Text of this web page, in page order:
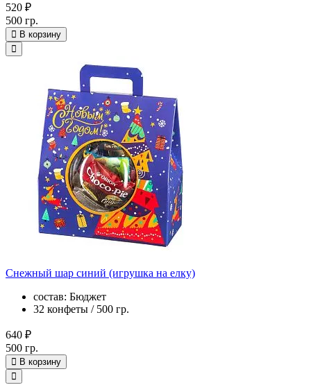
520 ₽
500 гр.
В корзину
Снежный шар синий (игрушка на елку)
состав: Бюджет
32 конфеты / 500 гр.
640 ₽
500 гр.
В корзину